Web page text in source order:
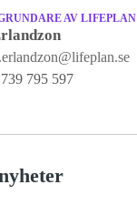
AV LIFEPLAN
795 597